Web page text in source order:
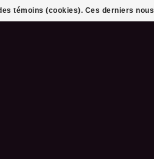
témoins (cookies). Ces derniers